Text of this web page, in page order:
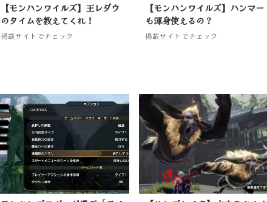
【モンハンワイルズ】王レダウ
のタイムを教えてくれ！
掲載サイトでチェック
【モンハンワイルズ】ハンマー
も渾身使えるの？
掲載サイトでチェック